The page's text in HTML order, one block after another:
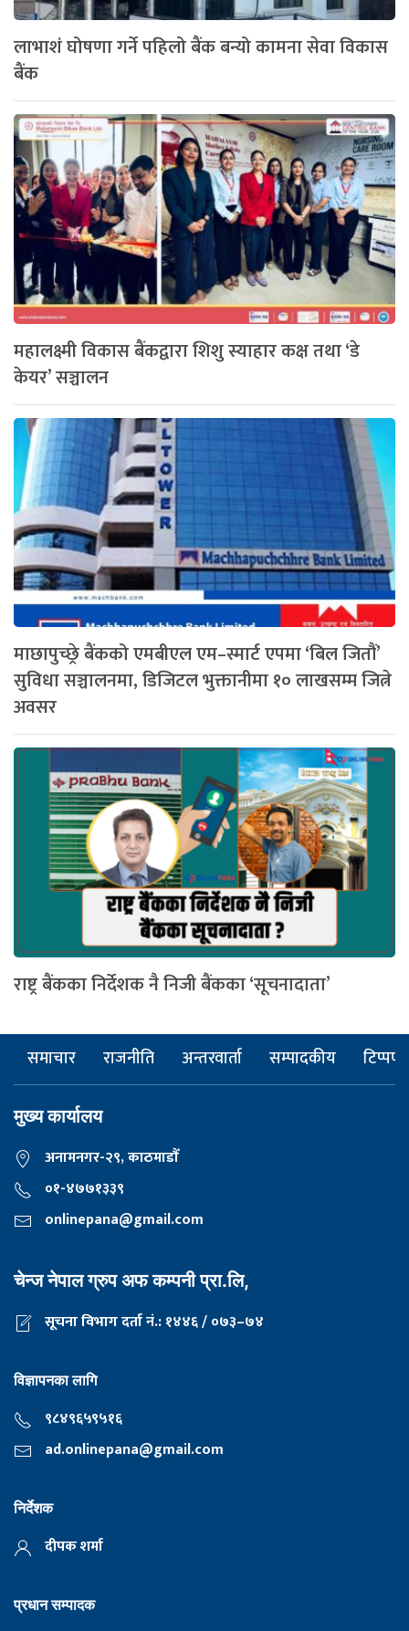
लाभाशं घोषणा गर्ने पहिलो बैंक बन्यो कामना सेवा विकास
बैंक
महालक्ष्मी विकास बैंकद्वारा शिशु स्याहार कक्ष तथा ‘डे
केयर’ सञ्चालन
माछापुच्छ्रे बैंकको एमबीएल एम–स्मार्ट एपमा ‘बिल जितौं’
सुविधा सञ्चालनमा, डिजिटल भुक्तानीमा १० लाखसम्म जित्ने
अवसर
राष्ट्र बैंकका निर्देशक नै निजी बैंकका ‘सूचनादाता’
समाचार राजनीति अन्तरवार्ता सम्पादकीय टिप्पणी
मुख्य कार्यालय
अनामनगर-२९, काठमाडाैँ
०१-४७७१३३९
onlinepana@gmail.com
चेन्ज नेपाल ग्रुप अफ कम्पनी प्रा.लि,
सूचना विभाग दर्ता नं.: १४४६ / ०७३–७४
विज्ञापनका लागि
९८४९६५९५१६
ad.onlinepana@gmail.com
निर्देशक
दीपक शर्मा
प्रधान सम्पादक